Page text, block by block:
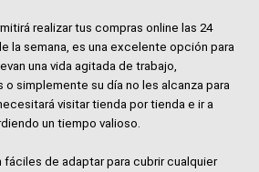
realizar tus compras online las 24
la semana, es una excelente opción para
una vida agitada de trabajo,
simplemente su día no les alcanza para
visitar tienda por tienda e ir a
un tiempo valioso.
de adaptar para cubrir cualquier